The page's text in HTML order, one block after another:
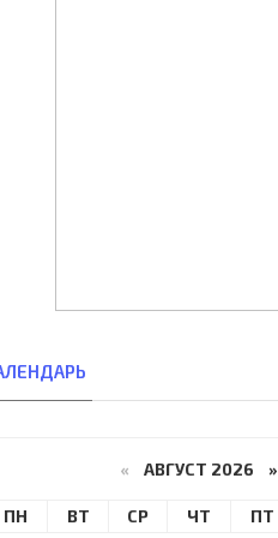
« АВГУСТ 2026 »
ПН ВТ СР ЧТ ПТ